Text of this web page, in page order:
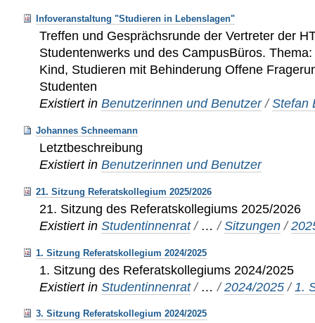
Infoveranstaltung "Studieren in Lebenslagen"
Treffen und Gesprächsrunde der Vertreter der
Studentenwerks und des CampusBüros.
Kind, Studieren mit Behinderung Offene
Studenten
Existiert in Benutzerinnen und Benutzer /Stefan
Johannes Schneemann
Letztbeschreibung
Existiert in Benutzerinnen und Benutzer
21. Sitzung Referatskollegium 2025/2026
21. Sitzung des Referatskollegiums 2025/2026
Existiert in Studentinnenrat / …/Sitzungen /
1. Sitzung Referatskollegium 2024/2025
1. Sitzung des Referatskollegiums 2024/2025
Existiert in Studentinnenrat / …/2024/2025 / 1.
3. Sitzung Referatskollegium 2024/2025